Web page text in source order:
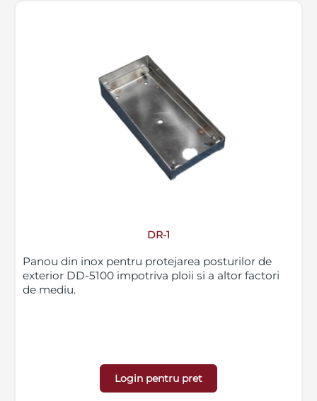
DR-1
Panou din inox pentru protejarea posturilor de
exterior DD-5100 impotriva ploii si a altor factori
de mediu.
Login pentru pret